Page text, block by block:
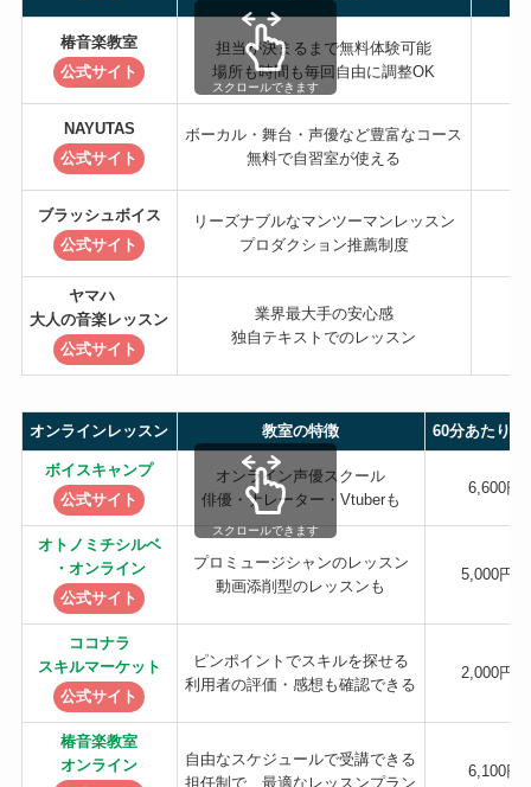
椿音楽教室
公式サイト
担当が決まるまで無料体験可能
場所も時間も毎回自由に調整OK
NAYUTAS
公式サイト
ボーカル・舞台・声優など豊富なコース
無料で自習室が使える
ブラッシュボイス
公式サイト
リーズナブルなマンツーマンレッスン
プロダクション推薦制度
ヤマハ
大人の音楽レッスン
公式サイト
業界最大手の安心感
独自テキストでのレッスン
スクロールできます
オンラインレッスン 教室の特徴 60分あたりの
ボイスキャンプ
公式サイト
オンライン声優スクール
俳優・ナレーター・Vtuberも
6,600円
オトノミチシルベ
・オンライン
公式サイト
プロミュージシャンのレッスン
動画添削型のレッスンも
5,000円〜
ココナラ
スキルマーケット
公式サイト
ピンポイントでスキルを探せる
利用者の評価・感想も確認できる
2,000円〜
椿音楽教室
オンライン
自由なスケジュールで受講できる
6,100円
スクロールできます